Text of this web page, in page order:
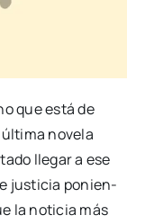
que está de
nove­la
lle­gar a ese
jus­ti­cia ponien­
la noti­cia más